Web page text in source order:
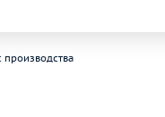
производства